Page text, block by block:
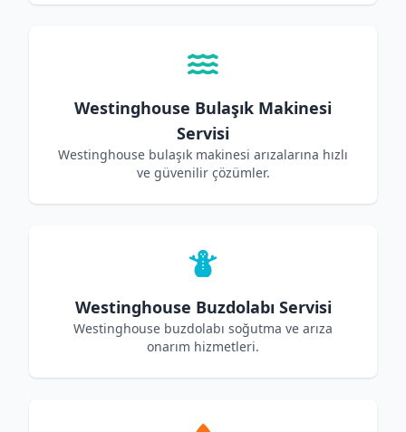
Westinghouse Bulaşık Makinesi
Servisi
Westinghouse bulaşık makinesi arızalarına hızlı
ve güvenilir çözümler.
Westinghouse Buzdolabı Servisi
Westinghouse buzdolabı soğutma ve arıza
onarım hizmetleri.